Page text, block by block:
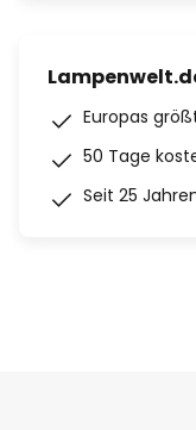
Europas
50 Tage
Seit 25